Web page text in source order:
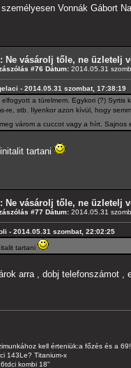
személyesen Vonnák Gábort
Ne vásárolj tőle, ne üzletelj
#76 Dátum: 2014.05.31
- 2014.05.31 szombat, 17:38:19
elfogyott a türelmem. Egykori (?)
re, stb. Ilyenkor azon kívül, hogy
várom a cuccot vagy a hírt.
tartani
Ne vásárolj tőle, ne üzletelj
#77 Dátum: 2014.05.31
- 2014.05.31 szombat, 22:02:25
tartani
arra , dobj telefonszámot
kell érteniük:a főzés és a 69!
143Le? Titanium-x
kombi 18"